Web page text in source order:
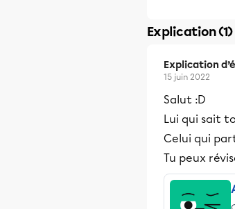
Explication (1)
Explication
15 juin 2022
Salut :D
Lui qui sait
Celui qui
Tu peux